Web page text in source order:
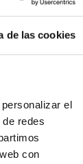
de las cookies
el
redes
con